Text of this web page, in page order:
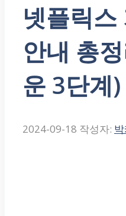
넷플릭스
안내 총
운 3단계)
2024-09-18 작성자: